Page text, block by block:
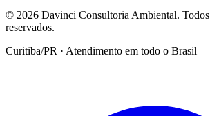
© 2026 Davinci Consultoria Ambiental.
reservados.
Curitiba/PR · Atendimento em todo o Brasil